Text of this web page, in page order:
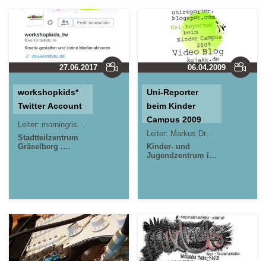
27.06.2017
workshopkids*
Twitter Account
Leiter: morningrise* . jOrn
Jörn Lauterbach
Stadtteilzentrum
Gräselberg .
06.04.2009
Uni-Reporter
beim Kinder
Campus 2009
Leiter: Markus Dreher
Kinder- und
Jugendzentrum in